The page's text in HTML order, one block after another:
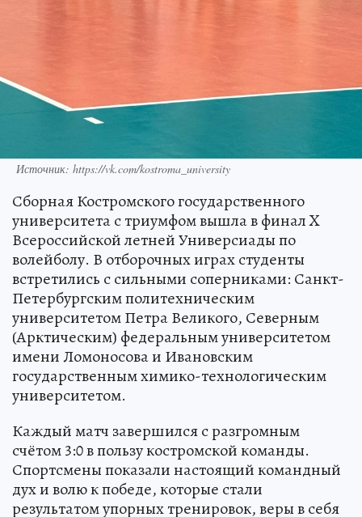
Источник: https://vk.com/kostroma_university
Сборная Костромского государственного
университета с триумфом вышла в финал X
Всероссийской летней Универсиады по
волейболу. В отборочных играх студенты
встретились с сильными соперниками: Санкт-
Петербургским политехническим
университетом Петра Великого, Северным
(Арктическим) федеральным университетом
имени Ломоносова и Ивановским
государственным химико-технологическим
университетом.
Каждый матч завершился с разгромным
счётом 3:0 в пользу костромской команды.
Спортсмены показали настоящий командный
дух и волю к победе, которые стали
результатом упорных тренировок, веры в себя